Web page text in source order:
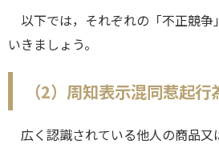
以下では，それぞれの「不正競争
いきましょう。
（2）周知表示混同惹起行
広く認識されている他人の商品又